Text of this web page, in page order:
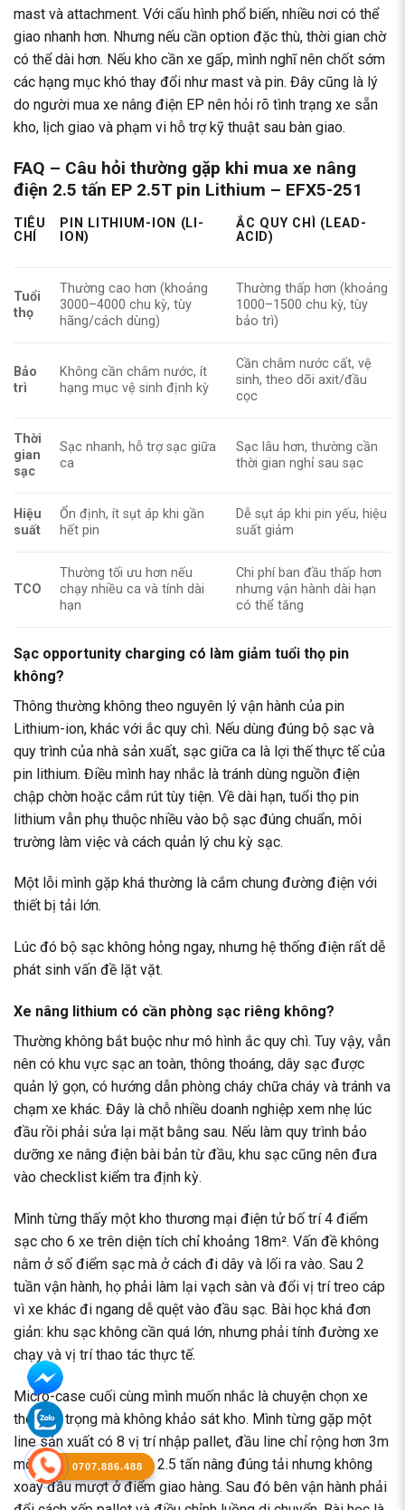
mast và attachment. Với cấu hình phổ biến, nhiều nơi có thể
giao nhanh hơn. Nhưng nếu cần option đặc thù, thời gian chờ
có thể dài hơn. Nếu kho cần xe gấp, mình nghĩ nên chốt sớm
các hạng mục khó thay đổi như mast và pin. Đây cũng là lý
do người mua xe nâng điện EP nên hỏi rõ tình trạng xe sẵn
kho, lịch giao và phạm vi hỗ trợ kỹ thuật sau bàn giao.
FAQ – Câu hỏi thường gặp khi mua xe nâng
điện 2.5 tấn EP 2.5T pin Lithium – EFX5-251
TIÊU
CHÍ
PIN LITHIUM-ION (LI-
ION)
ẮC QUY CHÌ (LEAD-
ACID)
Tuổi
thọ
Thường cao hơn (khoảng
3000–4000 chu kỳ, tùy
hãng/cách dùng)
Thường thấp hơn (khoảng
1000–1500 chu kỳ, tùy
bảo trì)
Bảo
trì
Không cần châm nước, ít
hạng mục vệ sinh định kỳ
Cần châm nước cất, vệ
sinh, theo dõi axit/đầu
cọc
Thời
gian
sạc
Sạc nhanh, hỗ trợ sạc giữa
ca
Sạc lâu hơn, thường cần
thời gian nghỉ sau sạc
Hiệu
suất
Ổn định, ít sụt áp khi gần
hết pin
Dễ sụt áp khi pin yếu, hiệu
suất giảm
TCO
Thường tối ưu hơn nếu
chạy nhiều ca và tính dài
hạn
Chi phí ban đầu thấp hơn
nhưng vận hành dài hạn
có thể tăng
Sạc opportunity charging có làm giảm tuổi thọ pin
không?
Thông thường không theo nguyên lý vận hành của pin
Lithium-ion, khác với ắc quy chì. Nếu dùng đúng bộ sạc và
quy trình của nhà sản xuất, sạc giữa ca là lợi thế thực tế của
pin lithium. Điều mình hay nhắc là tránh dùng nguồn điện
chập chờn hoặc cắm rút tùy tiện. Về dài hạn, tuổi thọ pin
lithium vẫn phụ thuộc nhiều vào bộ sạc đúng chuẩn, môi
trường làm việc và cách quản lý chu kỳ sạc.
Một lỗi mình gặp khá thường là cắm chung đường điện với
thiết bị tải lớn.
Lúc đó bộ sạc không hỏng ngay, nhưng hệ thống điện rất dễ
phát sinh vấn đề lặt vặt.
Xe nâng lithium có cần phòng sạc riêng không?
Thường không bắt buộc như mô hình ắc quy chì. Tuy vậy, vẫn
nên có khu vực sạc an toàn, thông thoáng, dây sạc được
quản lý gọn, có hướng dẫn phòng cháy chữa cháy và tránh va
chạm xe khác. Đây là chỗ nhiều doanh nghiệp xem nhẹ lúc
đầu rồi phải sửa lại mặt bằng sau. Nếu làm quy trình bảo
dưỡng xe nâng điện bài bản từ đầu, khu sạc cũng nên đưa
vào checklist kiểm tra định kỳ.
Mình từng thấy một kho thương mại điện tử bố trí 4 điểm
sạc cho 6 xe trên diện tích chỉ khoảng 18m². Vấn đề không
nằm ở số điểm sạc mà ở cách đi dây và lối ra vào. Sau 2
tuần vận hành, họ phải làm lại vạch sàn và đổi vị trí treo cáp
vì xe khác đi ngang dễ quệt vào đầu sạc. Bài học khá đơn
giản: khu sạc không cần quá lớn, nhưng phải tính đường xe
chạy và vị trí thao tác thực tế.
Micro-case cuối cùng mình muốn nhắc là chuyện chọn xe
theo tải trọng mà không khảo sát kho. Mình từng gặp một
line sản xuất có 8 vị trí nhập pallet, đầu line chỉ rộng hơn 3m
một chút, xe nâng điện 2.5 tấn nâng đúng tải nhưng không
xoay đầu mượt ở điểm giao hàng. Sau đó bên vận hành phải
0707.886.488